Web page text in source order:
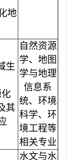
地
生
其
自然资源
学、地图
学与地理
信息系
统、环境
科学、环
境工程等
相关专业
水文与水